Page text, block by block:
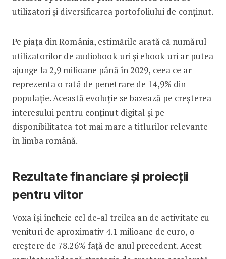
utilizatori și diversificarea portofoliului de conținut.
Pe piața din România, estimările arată că numărul
utilizatorilor de audiobook-uri și ebook-uri ar putea
ajunge la 2,9 milioane până în 2029, ceea ce ar
reprezenta o rată de penetrare de 14,9% din
populație. Această evoluție se bazează pe creșterea
interesului pentru conținut digital și pe
disponibilitatea tot mai mare a titlurilor relevante
în limba română.
Rezultate financiare și proiecții
pentru viitor
Voxa își încheie cel de-al treilea an de activitate cu
venituri de aproximativ 4.1 milioane de euro, o
creștere de 78.26% față de anul precedent. Acest